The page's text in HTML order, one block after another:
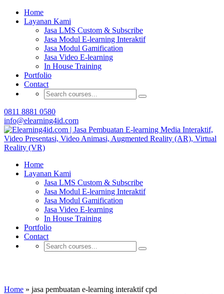
Home
Layanan Kami
Jasa LMS Custom & Subscribe
Jasa Modul E-learning Interaktif
Jasa Modul Gamification
Jasa Video E-learning
In House Training
Portfolio
Contact
0811 8881 0580
info@elearning4id.com
Home
Layanan Kami
Jasa LMS Custom & Subscribe
Jasa Modul E-learning Interaktif
Jasa Modul Gamification
Jasa Video E-learning
In House Training
Portfolio
Contact
Home » jasa pembuatan e-learning interaktif cpd
Buat Modul E-learning & LMS Anda Semakin
Menarik dengan Gamification
Hubungi Tim Elearning4id